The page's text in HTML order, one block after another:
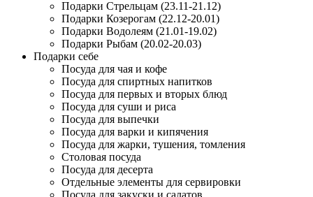
Подарки Стрельцам (23.11-21.12)
Подарки Козерогам (22.12-20.01)
Подарки Водолеям (21.01-19.02)
Подарки Рыбам (20.02-20.03)
Подарки себе
Посуда для чая и кофе
Посуда для спиртных напитков
Посуда для первых и вторых блюд
Посуда для суши и риса
Посуда для выпечки
Посуда для варки и кипячения
Посуда для жарки, тушения, томления
Столовая посуда
Посуда для десерта
Отдельные элементы для сервировки
Посуда для закуски и салатов